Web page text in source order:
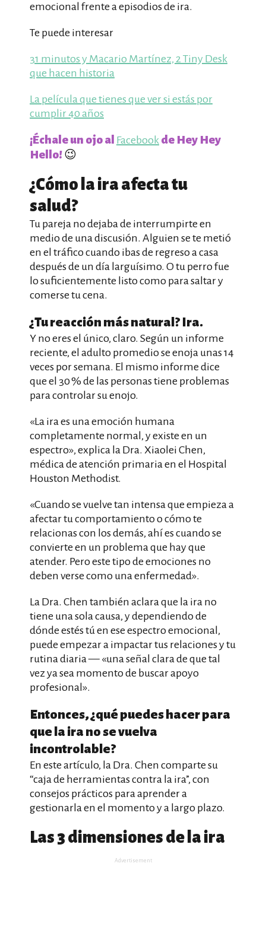
emocional frente a episodios de ira.
Te puede interesar
31 minutos y Macario Martínez, 2 Tiny Desk
que hacen historia
La película que tienes que ver si estás por
cumplir 40 años
¡Échale un ojo al Facebook de Hey Hey
Hello! 😉
¿Cómo la ira afecta tu
salud?
Tu pareja no dejaba de interrumpirte en
medio de una discusión. Alguien se te metió
en el tráfico cuando ibas de regreso a casa
después de un día larguísimo. O tu perro fue
lo suficientemente listo como para saltar y
comerse tu cena.
¿Tu reacción más natural? Ira.
Y no eres el único, claro. Según un informe
reciente, el adulto promedio se enoja unas 14
veces por semana. El mismo informe dice
que el 30 % de las personas tiene problemas
para controlar su enojo.
«La ira es una emoción humana
completamente normal, y existe en un
espectro», explica la Dra. Xiaolei Chen,
médica de atención primaria en el Hospital
Houston Methodist.
«Cuando se vuelve tan intensa que empieza a
afectar tu comportamiento o cómo te
relacionas con los demás, ahí es cuando se
convierte en un problema que hay que
atender. Pero este tipo de emociones no
deben verse como una enfermedad».
La Dra. Chen también aclara que la ira no
tiene una sola causa, y dependiendo de
dónde estés tú en ese espectro emocional,
puede empezar a impactar tus relaciones y tu
rutina diaria — «una señal clara de que tal
vez ya sea momento de buscar apoyo
profesional».
Entonces, ¿qué puedes hacer para
que la ira no se vuelva
incontrolable?
En este artículo, la Dra. Chen comparte su
“caja de herramientas contra la ira”, con
consejos prácticos para aprender a
gestionarla en el momento y a largo plazo.
Las 3 dimensiones de la ira
Advertisement